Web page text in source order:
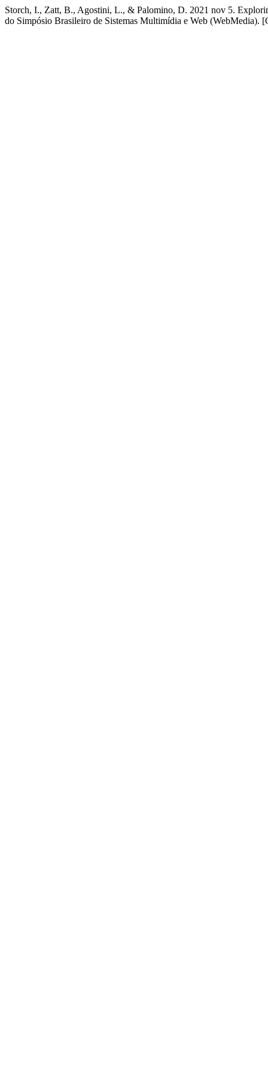
Storch, I., Zatt, B., Agostini, L., & Palomino, D. 2021 nov 5.
do Simpósio Brasileiro de Sistemas Multimídia e Web (WebMedia).